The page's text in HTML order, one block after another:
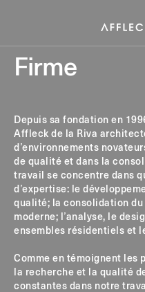
Firme
Depuis sa fondation en
Affleck de la Riva
d’environnements
de qualité et dans la
travail se concentre dans
d’expertise: le
qualité; la consolidation
moderne; l’analyse, le
ensembles résidentiels et
Comme en témoignent les
la recherche et la qualité
constantes dans notre